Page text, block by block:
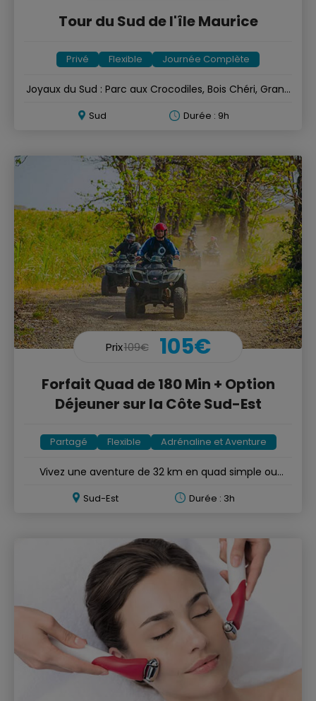
Tour du Sud de l'île Maurice
Privé Flexible Journée Complète
Joyaux du Sud : Parc aux Crocodiles, Bois Chéri, Grand
Sud Durée : 9h
Prix109€ 105€
Forfait Quad de 180 Min + Option
Déjeuner sur la Côte Sud-Est
Partagé Flexible Adrénaline et Aventure
Vivez une aventure de 32 km en quad simple ou
Sud-Est Durée : 3h